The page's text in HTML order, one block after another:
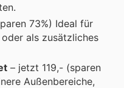
73%) Ideal für
als zusätzliches
– jetzt 119,- (sparen
Außenbereiche,